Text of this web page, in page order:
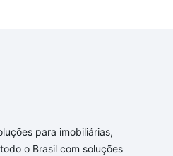
para imobiliárias,
o Brasil com soluções